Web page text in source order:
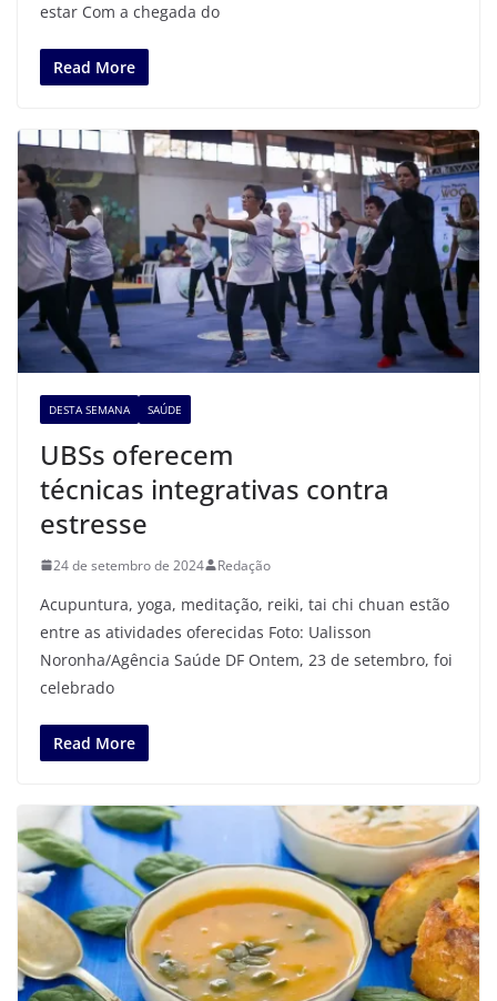
estar Com a chegada do
Read More
DESTA SEMANA SAÚDE
UBSs oferecem
técnicas integrativas contra
estresse
24 de setembro de 2024 Redação
Acupuntura, yoga, meditação, reiki, tai chi chuan estão
entre as atividades oferecidas Foto: Ualisson
Noronha/Agência Saúde DF Ontem, 23 de setembro, foi
celebrado
Read More